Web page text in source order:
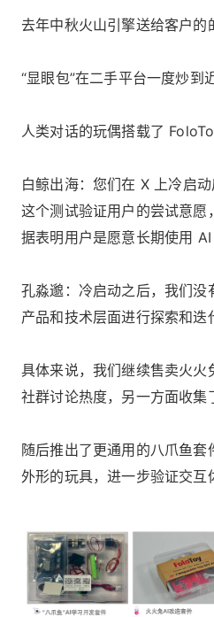
去年中秋火山引擎送给客户的
“显眼包”在二手平台一度炒到
人类对话的玩偶搭载了
白鲸出海：您们在 X 上冷启
这个测试验证用户的尝试意
据表明用户是愿意长期使用 AI
孔淼邈：冷启动之后，我们没
产品和技术层面进行探索和迭
具体来说，我们继续售卖火火
社群讨论热度，另一方面收集
随后推出了更通用的八爪鱼
外形的玩具，进一步验证交互